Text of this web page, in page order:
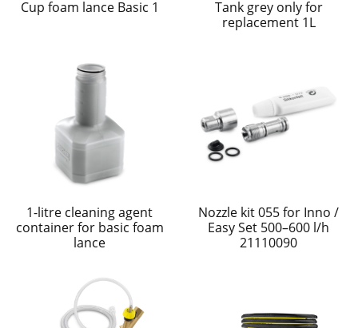
Cup foam lance Basic 1
Tank grey only for
replacement 1L
1-litre cleaning agent
container for basic foam
lance
Nozzle kit 055 for Inno /
Easy Set 500–600 l/h
21110090